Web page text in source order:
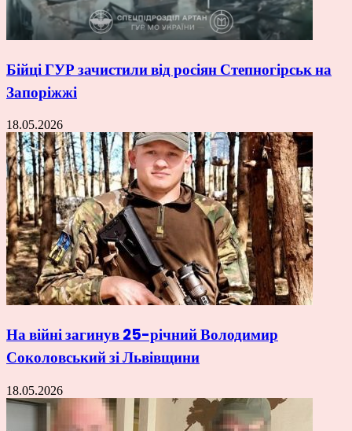
Бійці ГУР зачистили від росіян Степногірськ на
Запоріжжі
18.05.2026
На війні загинув 25-річний Володимир
Соколовський зі Львівщини
18.05.2026